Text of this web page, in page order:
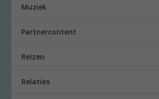
Muziek
Partnercontent
Reizen
Relaties